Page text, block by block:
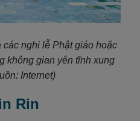
các nghi lễ Phật giáo hoặc
không gian yên tĩnh xung
Internet)
Rin